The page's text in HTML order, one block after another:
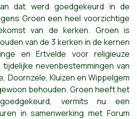
dat werd goedgekeurd in de
Groen een heel voorzichtige
van de kerken. Groen is
van de 3 kerken in de kernen
en Ertvelde voor religieuze
nevenbestemmingen van
Doornzele, Kluizen en Wippelgem
behouden. Groen heeft het
goedgekeurd, vermits nu een
in samenwerking met Forum